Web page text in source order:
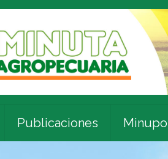
Publicaciones